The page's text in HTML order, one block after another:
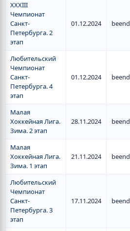
XXXIII
Чемпионат
Санкт-
Петербурга. 2
этап
01.12.2024
Любительский
Чемпионат
Санкт-
Петербурга. 4
этап
01.12.2024
Малая
Хоккейная Лига.
Зима. 2 этап
28.11.2024
Малая
Хоккейная Лига.
Зима. 1 этап
21.11.2024
Любительский
Чемпионат
Санкт-
Петербурга. 3
этап
17.11.2024